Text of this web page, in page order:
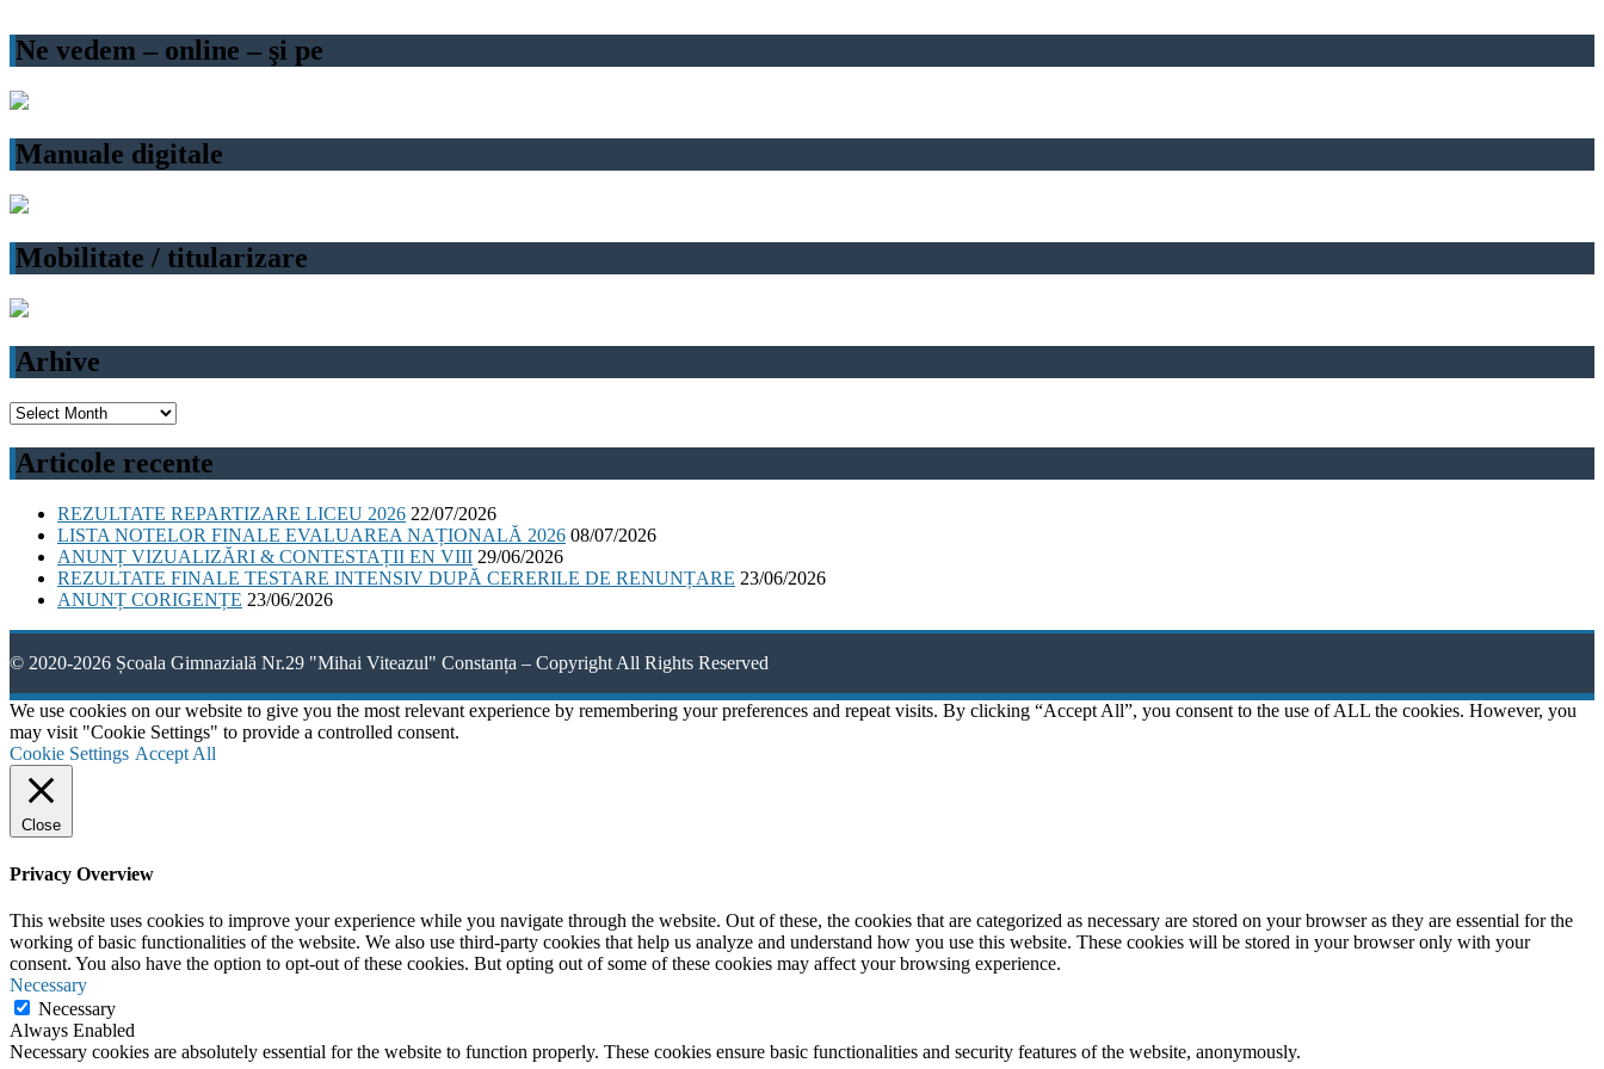
Ne vedem – online – şi pe
Manuale digitale
Mobilitate / titularizare
Arhive
Arhive
Articole recente
REZULTATE REPARTIZARE LICEU 2026 22/07/2026
LISTA NOTELOR FINALE EVALUAREA NAȚIONALĂ 2026 08/07/2026
ANUNȚ VIZUALIZĂRI & CONTESTAȚII EN VIII 29/06/2026
REZULTATE FINALE TESTARE INTENSIV DUPĂ CERERILE DE RENUNȚARE 23/06/2026
ANUNȚ CORIGENȚE 23/06/2026
© 2020-2026 Școala Gimnazială Nr.29 "Mihai Viteazul" Constanța – Copyright All Rights Reserved
We use cookies on our website to give you the most relevant experience by remembering your preferences and repeat visits. By clicking “Accept All”, you consent to the use of ALL the cookies. However, you
may visit "Cookie Settings" to provide a controlled consent.
Cookie Settings Accept All
Close
Privacy Overview
This website uses cookies to improve your experience while you navigate through the website. Out of these, the cookies that are categorized as necessary are stored on your browser as they are essential for the
working of basic functionalities of the website. We also use third-party cookies that help us analyze and understand how you use this website. These cookies will be stored in your browser only with your
consent. You also have the option to opt-out of these cookies. But opting out of some of these cookies may affect your browsing experience.
Necessary
Necessary
Always Enabled
Necessary cookies are absolutely essential for the website to function properly. These cookies ensure basic functionalities and security features of the website, anonymously.